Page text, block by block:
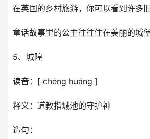
在英国的乡村旅游，你可以看到许多旧
童话故事里的公主往往住在美丽的城堡
5、城隍
读音：[ chéng huáng ]
释义：道教指城池的守护神
造句：